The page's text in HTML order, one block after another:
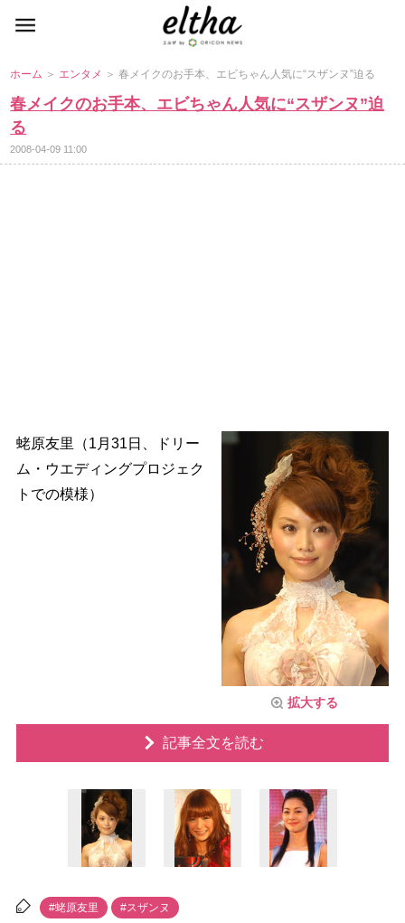
ホーム ＞ エンタメ ＞ 春メイクのお手本、エビちゃん人気に“スザンヌ”迫る
春メイクのお手本、エビちゃん人気に“スザンヌ”迫
る
2008-04-09 11:00
拡大する
蛯原友里（1月31日、ドリー
ム・ウエディングプロジェク
トでの模様）
記事全文を読む
#蛯原友里 #スザンヌ